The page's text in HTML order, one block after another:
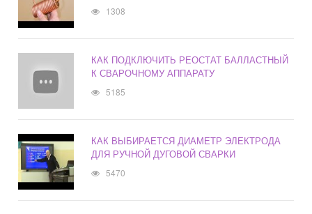
1308
КАК ПОДКЛЮЧИТЬ РЕОСТАТ БАЛЛАСТНЫЙ
К СВАРОЧНОМУ АППАРАТУ
5185
КАК ВЫБИРАЕТСЯ ДИАМЕТР ЭЛЕКТРОДА
ДЛЯ РУЧНОЙ ДУГОВОЙ СВАРКИ
5470